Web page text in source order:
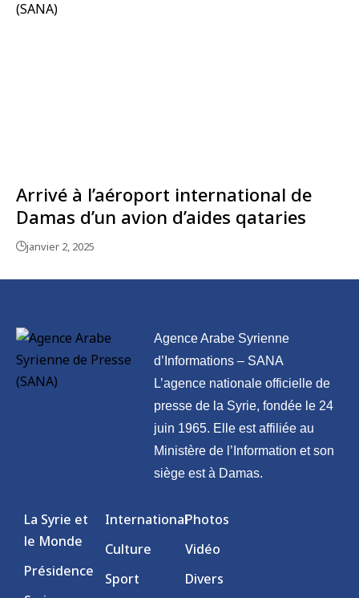
Arrivé à l’aéroport international de
Damas d’un avion d’aides qataries
janvier 2, 2025
Agence Arabe Syrienne
d’Informations – SANA
L’agence nationale officielle de
presse de la Syrie, fondée le 24
juin 1965. Elle est affiliée au
Ministère de l’Information et son
siège est à Damas.
La Syrie et
le Monde
Présidence
International
Culture
Sport
Photos
Vidéo
Divers